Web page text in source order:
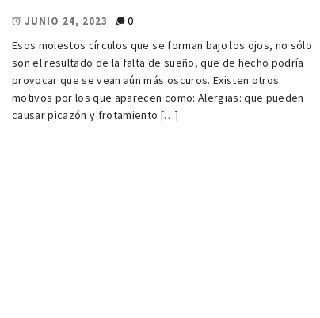
JUNIO 24, 2023
0
Esos molestos círculos que se forman bajo los ojos, no sólo
son el resultado de la falta de sueño, que de hecho podría
provocar que se vean aún más oscuros. Existen otros
motivos por los que aparecen como: Alergias: que pueden
causar picazón y frotamiento […]